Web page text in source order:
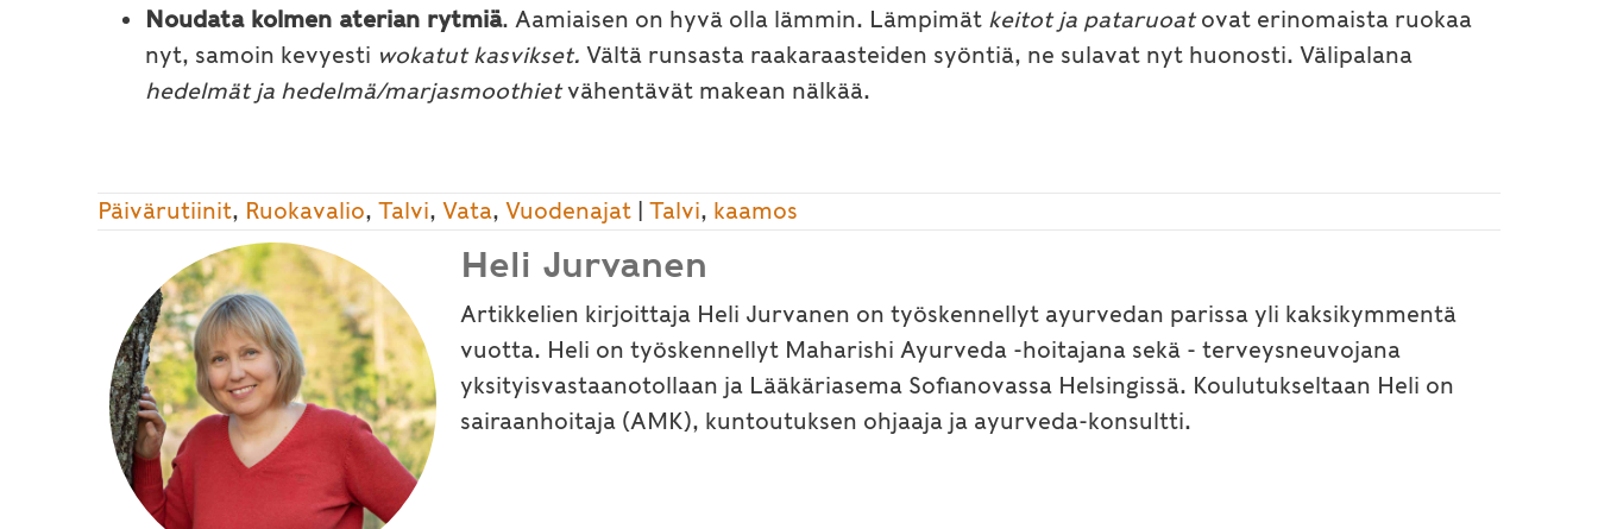
Noudata kolmen aterian rytmiä. Aamiaisen on hyvä olla lämmin. Lämpimät keitot ja pataruoatovat erinomaista ruokaa
nyt, samoin kevyesti wokatut kasvikset. Vältä runsasta raakaraasteiden syöntiä, ne sulavat nyt huonosti. Välipalana
hedelmät ja hedelmä/marjasmoothietvähentävät makean nälkää.
Päivärutiinit, Ruokavalio, Talvi, Vata, Vuodenajat Talvi, kaamos
Heli Jurvanen
Artikkelien kirjoittaja Heli Jurvanen on työskennellyt ayurvedan parissa yli kaksikymmentä
vuotta. Heli on työskennellyt Maharishi Ayurveda -hoitajana sekä - terveysneuvojana
yksityisvastaanotollaan ja Lääkäriasema Sofianovassa Helsingissä. Koulutukseltaan Heli on
sairaanhoitaja (AMK), kuntoutuksen ohjaaja ja ayurveda-konsultti.